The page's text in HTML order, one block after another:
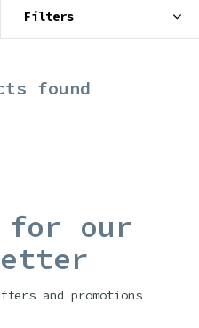
Filters
found
for our
and promotions